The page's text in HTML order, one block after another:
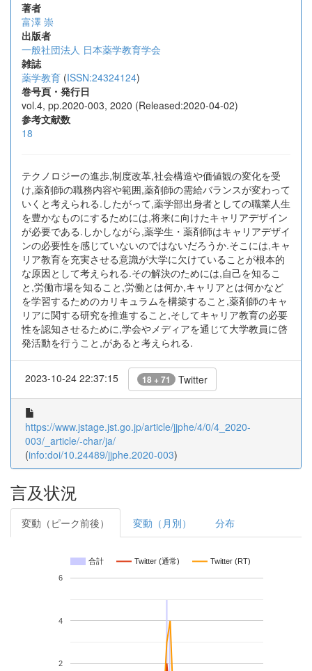
著者
富澤 崇
出版者
一般社団法人 日本薬学教育学会
雑誌
薬学教育 (ISSN:24324124)
巻号頁・発行日
vol.4, pp.2020-003, 2020 (Released:2020-04-02)
参考文献数
18
テクノロジーの進歩,制度改革,社会構造や価値観の変化を受
け,薬剤師の職務内容や範囲,薬剤師の需給バランスが変わって
いくと考えられる.したがって,薬学部出身者としての職業人生
を豊かなものにするためには,将来に向けたキャリアデザイン
が必要である.しかしながら,薬学生・薬剤師はキャリアデザイ
ンの必要性を感じていないのではないだろうか.そこには,キャ
リア教育を充実させる意識が大学に欠けていることが根本的
な原因として考えられる.その解決のためには,自己を知るこ
と,労働市場を知ること,労働とは何か,キャリアとは何かなど
を学習するためのカリキュラムを構築すること,薬剤師のキャ
リアに関する研究を推進すること,そしてキャリア教育の必要
性を認知させるために,学会やメディアを通じて大学教員に啓
発活動を行うこと,があると考えられる.
2023-10-24 22:37:15 18 + 71 Twitter
https://www.jstage.jst.go.jp/article/jjphe/4/0/4_2020-
003/_article/-char/ja/
(info:doi/10.24489/jjphe.2020-003)
言及状況
変動（ピーク前後） 変動（月別） 分布
合計 Twitter (通常) Twitter (RT)
2
4
6